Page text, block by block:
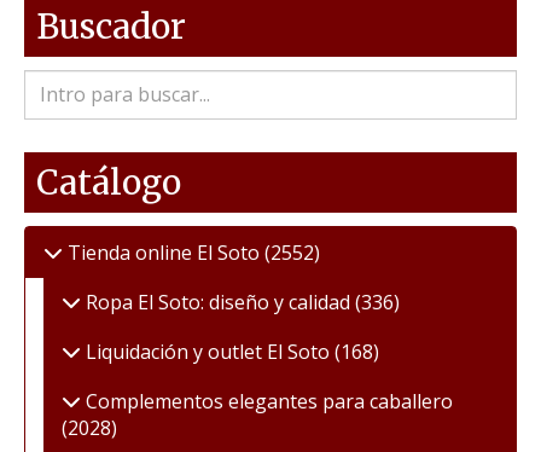
Buscador
Catálogo
Tienda online El Soto (2552)
Ropa El Soto: diseño y calidad (336)
Liquidación y outlet El Soto (168)
Complementos elegantes para caballero
(2028)